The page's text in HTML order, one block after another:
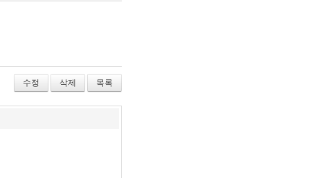
수정 삭제 목록